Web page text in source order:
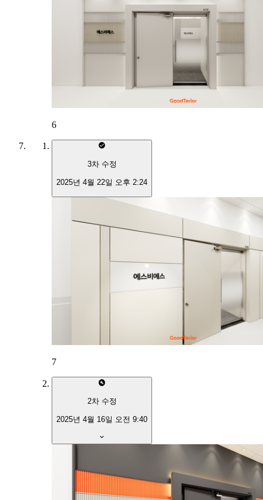
6
3차 수정
2025년 4월 22일 오후 2:24
7
2차 수정
2025년 4월 16일 오전 9:40